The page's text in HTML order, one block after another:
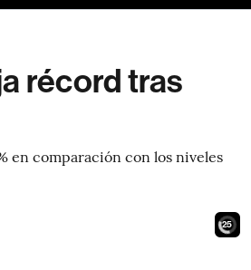
récord tras
en comparación con los niveles
24